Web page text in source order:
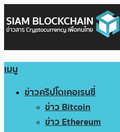
เมนู
ข่าวคริปโตเคอเรนซี่
ข่าว Bitcoin
ข่าว Ethereum